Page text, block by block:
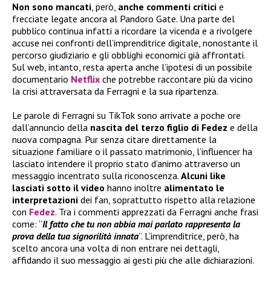
Non sono mancati, però, anche commenti critici e
frecciate legate ancora al Pandoro Gate. Una parte del
pubblico continua infatti a ricordare la vicenda e a rivolgere
accuse nei confronti dell’imprenditrice digitale, nonostante il
percorso giudiziario e gli obblighi economici già affrontati.
Sul web, intanto, resta aperta anche l’ipotesi di un possibile
documentario Netflix che potrebbe raccontare più da vicino
la crisi attraversata da Ferragni e la sua ripartenza.
Le parole di Ferragni su TikTok sono arrivate a poche ore
dall’annuncio della nascita del terzo figlio di Fedez e della
nuova compagna. Pur senza citare direttamente la
situazione familiare o il passato matrimonio, l’influencer ha
lasciato intendere il proprio stato d’animo attraverso un
messaggio incentrato sulla riconoscenza. Alcuni like
lasciati sotto il video hanno inoltre alimentato le
interpretazioni dei fan, soprattutto rispetto alla relazione
con Fedez. Tra i commenti apprezzati da Ferragni anche frasi
come: “Il fatto che tu non abbia mai parlato rappresenta la
prova della tua signorilità innata”. L’imprenditrice, però, ha
scelto ancora una volta di non entrare nei dettagli,
affidando il suo messaggio ai gesti più che alle dichiarazioni.